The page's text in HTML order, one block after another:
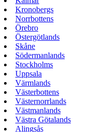
Kronobergs
Norrbottens
Örebro
Östergötlands
Skåne
Södermanlands
Stockholms
Uppsala
Värmlands
Västerbottens
Västernorrlands
Västmanlands
Västra Götalands
Alingsås